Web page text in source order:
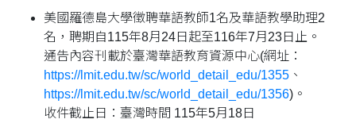
美國羅德島大學徵聘華語教師1名及華語教學助理2
名，聘期自115年8月24日起至116年7月23日止。
通告內容刊載於臺灣華語教育資源中心(網址：
https://lmit.edu.tw/sc/world_detail_edu/1355 、
https://lmit.edu.tw/sc/world_detail_edu/1356)。
收件截止日：臺灣時間 115年5月18日